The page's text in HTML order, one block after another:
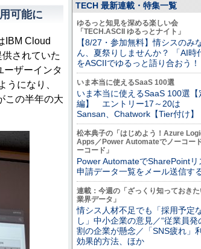
可能に
IBM Cloud
されていた
ーザーインタ
うになり、
この半年の大
TECH 最新連載・特集一覧
ゆるっと知見を深める楽しい会
「TECH.ASCII ゆるっとナイト」
【8/27・参加無料】情シスのみ
ん、夏祭りしませんか？ 「AI時
をASCIIでゆるっと語り合おう！
いま本当に使えるSaaS 100選
いま本当に使えるSaaS 100選【
編】 エントリー17～20は
Sansan、Chatwork【Tier付け】
松本典子の「はじめよう！Azure
Apps／Power Automateでノーコー
ーコード」
Power AutomateでSharePointリ
申請データ一覧をメール送信す
連載：今週の「ざっくり知っておきた
業界データ」
情シス人材不足でも「採用予定
し」中小企業の意見／“従業員発
割の企業が懸念／「SNS疲れ」
効果的方法、ほか